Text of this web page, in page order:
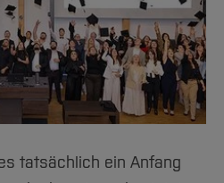
tatsächlich ein Anfang